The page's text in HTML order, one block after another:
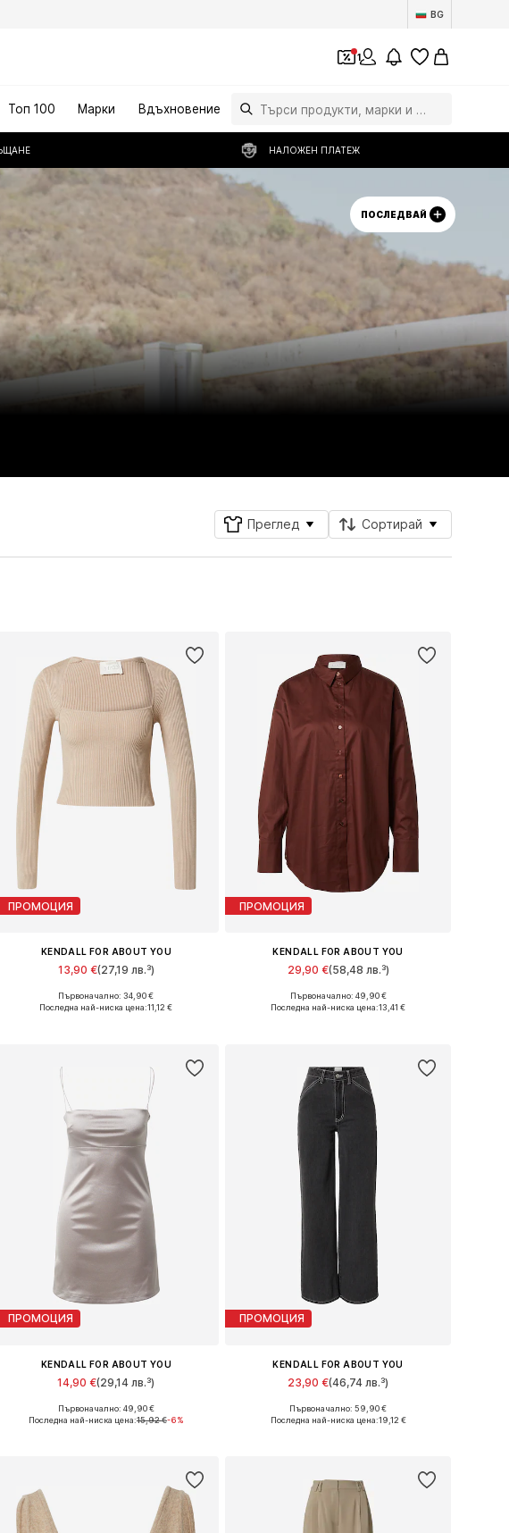
BG
1
Топ 100 Марки Вдъхновение
НАЛОЖЕН ПЛАТЕЖ
ПОСЛЕДВАЙ
Преглед Сортирай
ПРОМОЦИЯ
KENDALL FOR ABOUT YOU
13,90 €(27,19 лв.³)
Налични размери: XS, M, L, XL, XXL
Първоначално: 34,90 €
Последна най-ниска цена:11,12 €
ПРОМОЦИЯ
KENDALL FOR ABOUT YOU
29,90 €(58,48 лв.³)
Налични размери: XS, S, M, L, XL
Първоначално: 49,90 €
Последна най-ниска цена:13,41 €
ПРОМОЦИЯ
KENDALL FOR ABOUT YOU
14,90 €(29,14 лв.³)
Налични размери: 34, 36, 38, 40, 42, 44
Първоначално: 49,90 €
Последна най-ниска цена:15,92 €-6%
ПРОМОЦИЯ
KENDALL FOR ABOUT YOU
23,90 €(46,74 лв.³)
Налични размери: 30-31, 32-33
Първоначално: 59,90 €
Последна най-ниска цена:19,12 €